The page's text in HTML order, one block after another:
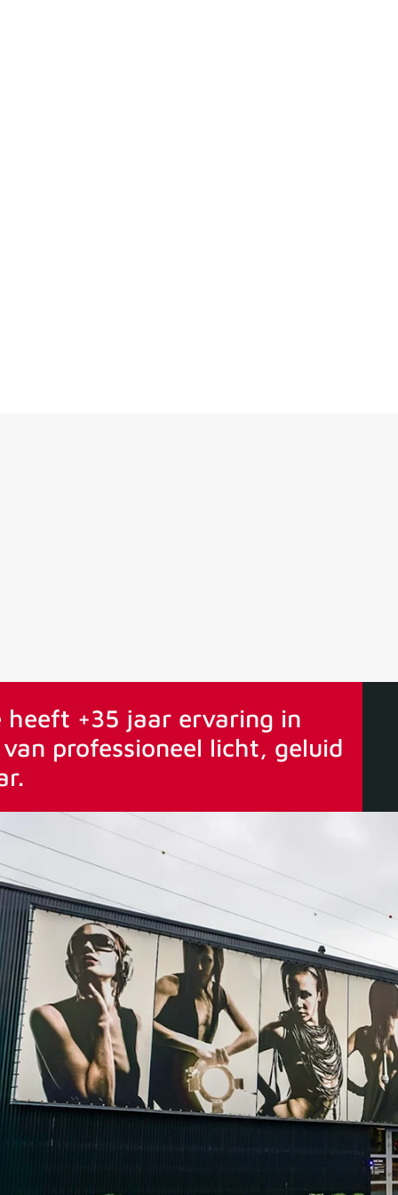
Vanaf 75€ gratis verstuurd
heeft +35 jaar ervaring in
professioneel licht, geluid